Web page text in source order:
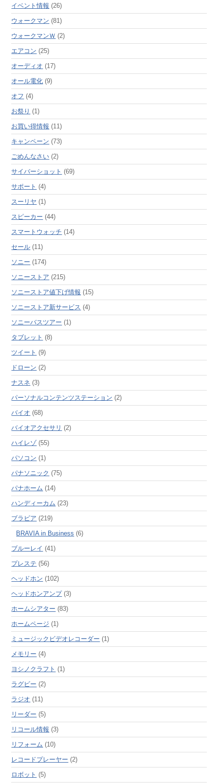
イベント情報 (26)
ウォークマン (81)
ウォークマンＷ (2)
エアコン (25)
オーディオ (17)
オール電化 (9)
オフ (4)
お祭り (1)
お買い得情報 (11)
キャンペーン (73)
ごめんなさい (2)
サイバーショット (69)
サポート (4)
スーリヤ (1)
スピーカー (44)
スマートウォッチ (14)
セール (11)
ソニー (174)
ソニーストア (215)
ソニーストア値下げ情報 (15)
ソニーストア新サービス (4)
ソニーバスツアー (1)
タブレット (8)
ツイート (9)
ドローン (2)
ナスネ (3)
パーソナルコンテンツステーション (2)
バイオ (68)
バイオアクセサリ (2)
ハイレゾ(55)
パソコン (1)
パナソニック (75)
パナホーム (14)
ハンディーカム (23)
ブラビア (219)
BRAVIA in Business (6)
ブルーレイ (41)
プレステ (56)
ヘッドホン (102)
ヘッドホンアンプ(3)
ホームシアター (83)
ホームページ (1)
ミュージックビデオレコーダー (1)
メモリー (4)
ヨシノクラフト (1)
ラグビー (2)
ラジオ (11)
リーダー (5)
リコール情報 (3)
リフォーム (10)
レコードプレーヤー (2)
ロボット (5)